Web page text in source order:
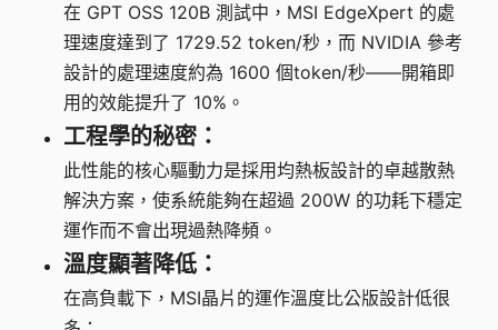
在 GPT OSS 120B 測試中，MSI EdgeXpert 的處
理速度達到了 1729.52 token/秒，而 NVIDIA 參考
設計的處理速度約為 1600 個token/秒——開箱即
用的效能提升了 10%。
工程學的秘密：
此性能的核心驅動力是採用均熱板設計的卓越散熱
解決方案，使系統能夠在超過 200W 的功耗下穩定
運作而不會出現過熱降頻。
溫度顯著降低：
在高負載下，MSI晶片的運作溫度比公版設計低很